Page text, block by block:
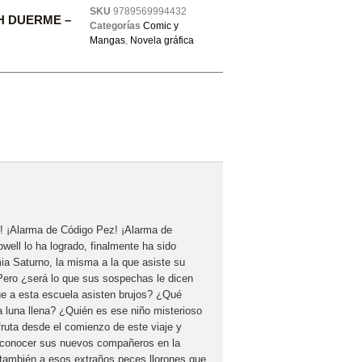
DUERME –
SKU 9789569994432
Categorías Comic y
Mangas, Novela gráfica
¡Alarma de Código Pez! ¡Alarma de
lo ha logrado, finalmente ha sido
Saturno, la misma a la que asiste su
¿será lo que sus sospechas le dicen
a esta escuela asisten brujos? ¿Qué
luna llena? ¿Quién es ese niño misterioso
desde el comienzo de este viaje y
sus nuevos compañeros en la
a esos extraños peces llorones que